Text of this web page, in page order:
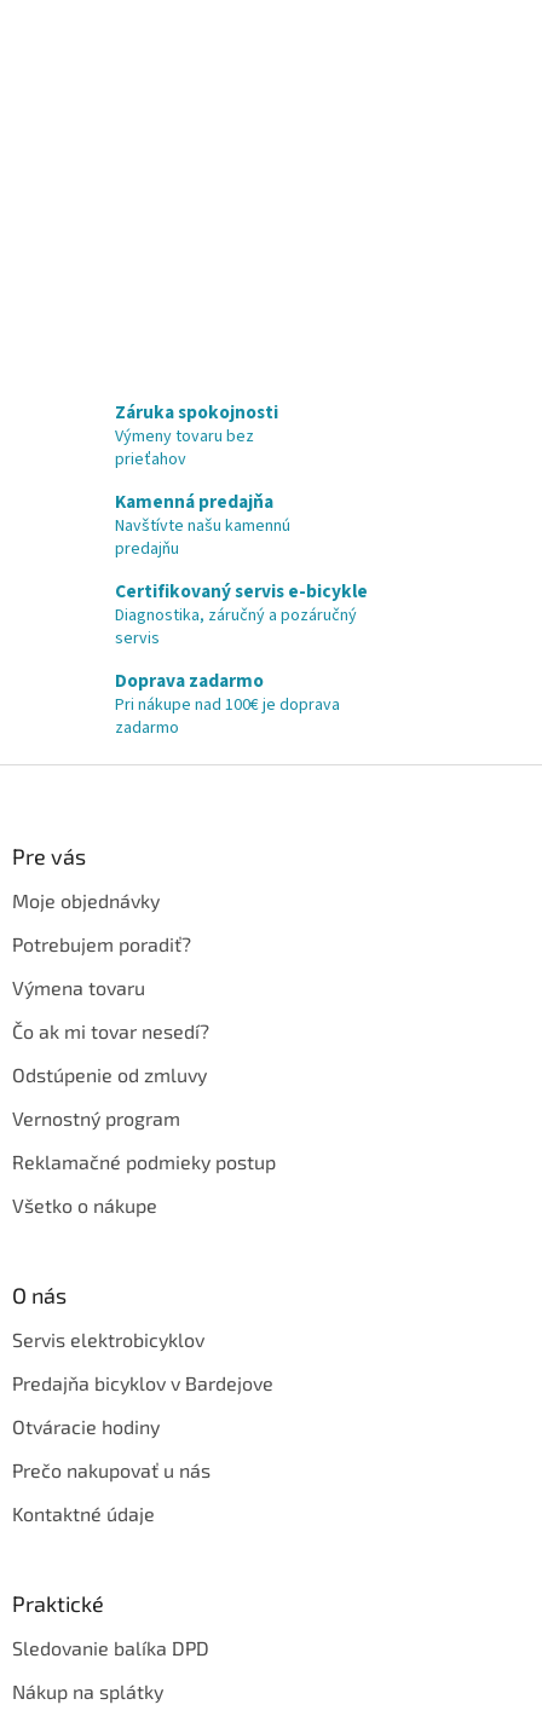
Záruka spokojnosti
Výmeny tovaru bez
prieťahov
Kamenná predajňa
Navštívte našu kamennú
predajňu
Certifikovaný servis e-bicykle
Diagnostika, záručný a pozáručný
servis
Doprava zadarmo
Pri nákupe nad 100€ je doprava
zadarmo
Pre vás
Moje objednávky
Potrebujem poradiť?
Výmena tovaru
Čo ak mi tovar nesedí?
Odstúpenie od zmluvy
Vernostný program
Reklamačné podmieky postup
Všetko o nákupe
O nás
Servis elektrobicyklov
Predajňa bicyklov v Bardejove
Otváracie hodiny
Prečo nakupovať u nás
Kontaktné údaje
Praktické
Sledovanie balíka DPD
Nákup na splátky